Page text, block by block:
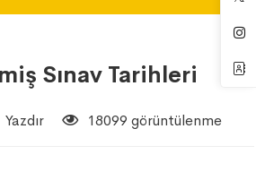
Sınav Tarihleri
Yazdır 18099 görüntülenme